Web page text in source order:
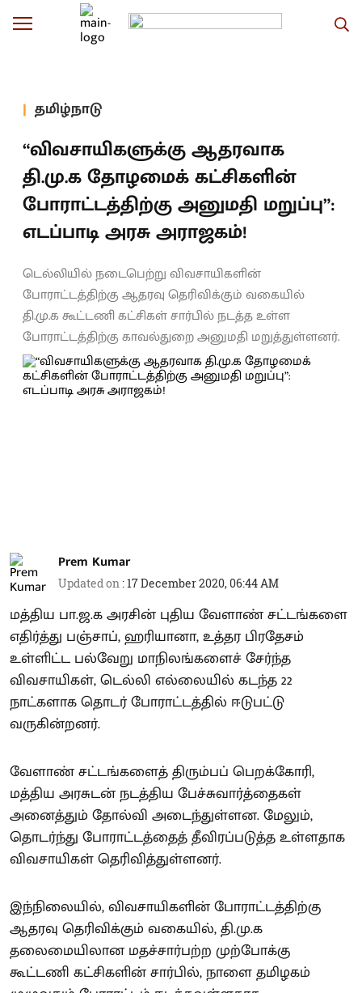
தமிழ்நாடு
“விவசாயிகளுக்கு ஆதரவாக
தி.மு.க தோழமைக் கட்சிகளின்
போராட்டத்திற்கு அனுமதி மறுப்பு”:
எடப்பாடி அரசு அராஜகம்!
டெல்லியில் நடைபெற்று விவசாயிகளின்
போராட்டத்திற்கு ஆதரவு தெரிவிக்கும் வகையில்
தி.மு.க கூட்டணி கட்சிகள் சார்பில் நடத்த உள்ள
போராட்டத்திற்கு காவல்துறை அனுமதி மறுத்துள்ளனர்.
Prem Kumar
Updated on :17 December 2020, 06:44 AM
மத்திய பா.ஜ.க அரசின் புதிய வேளாண் சட்டங்களை
எதிர்த்து பஞ்சாப், ஹரியானா, உத்தர பிரதேசம்
உள்ளிட்ட பல்வேறு மாநிலங்களைச் சேர்ந்த
விவசாயிகள், டெல்லி எல்லையில் கடந்த 22
நாட்களாக தொடர் போராட்டத்தில் ஈடுபட்டு
வருகின்றனர்.
வேளாண் சட்டங்களைத் திரும்பப் பெறக்கோரி,
மத்திய அரசுடன் நடத்திய பேச்சுவார்த்தைகள்
அனைத்தும் தோல்வி அடைந்துள்ளன. மேலும்,
தொடர்ந்து போராட்டத்தைத் தீவிரப்படுத்த உள்ளதாக
விவசாயிகள் தெரிவித்துள்ளனர்.
இந்நிலையில், விவசாயிகளின் போராட்டத்திற்கு
ஆதரவு தெரிவிக்கும் வகையில், தி.மு.க
தலைமையிலான மதச்சார்பற்ற முற்போக்கு
கூட்டணி கட்சிகளின் சார்பில், நாளை தமிழகம்